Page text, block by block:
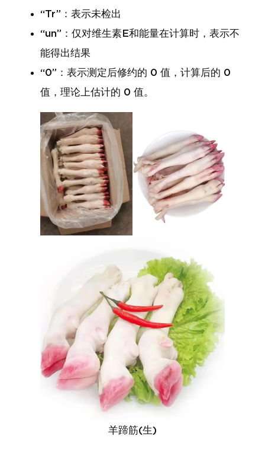
“Tr”：表示未检出
“un”：仅对维生素E和能量在计算时，表示不
能得出结果
“0”：表示测定后修约的 0 值，计算后的 0
值，理论上估计的 0 值。
羊蹄筋(生)